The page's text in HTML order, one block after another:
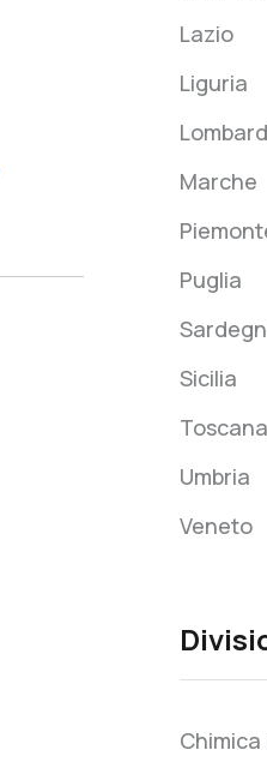
Lazio
Liguria
Marche
Puglia
Sicilia
Toscana
Umbria
Veneto